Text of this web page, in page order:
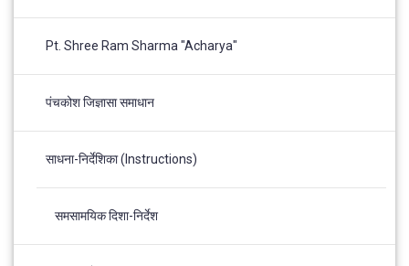
Pt. Shree Ram Sharma "Acharya"
पंचकोश जिज्ञासा समाधान
साधना-निर्देशिका (Instructions)
समसामयिक दिशा-निर्देश